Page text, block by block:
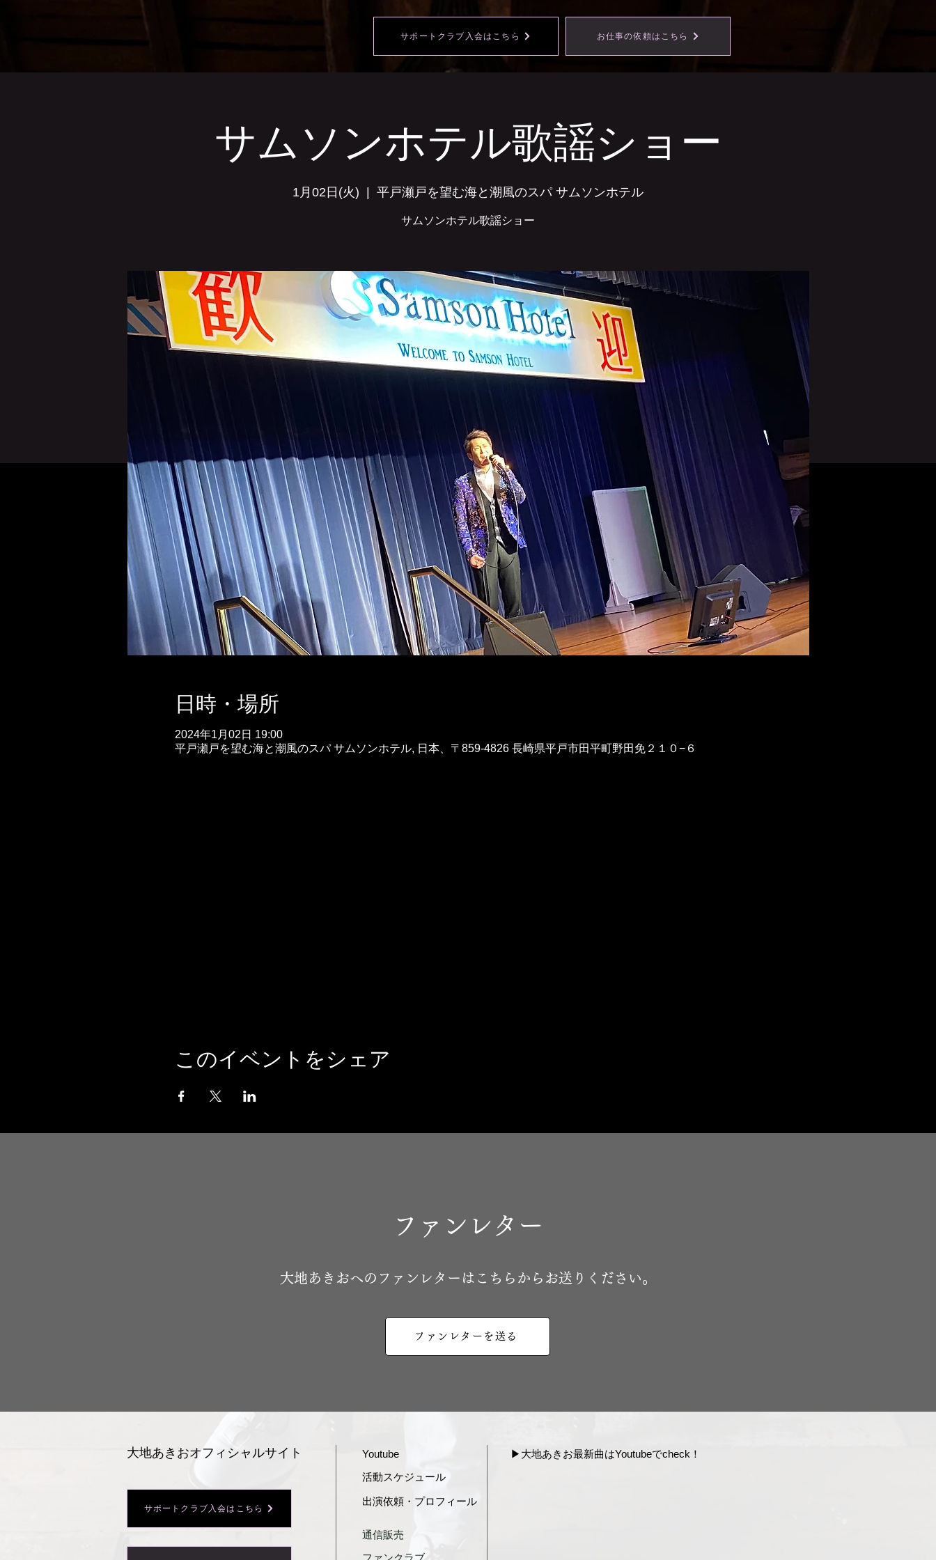
サポートクラブ入会はこちら お仕事の依頼はこちら
サムソンホテル歌謡ショー
1月02日(火) 平戸瀬戸を望む海と潮風のスパ サムソンホテル
サムソンホテル歌謡ショー
日時・場所
2024年1月02日 19:00
平戸瀬戸を望む海と潮風のスパ サムソンホテル, 日本、〒859-4826 長崎県平戸市田平町野田免２１０−６
このイベントをシェア
ファンレター
​大地あきおへのファンレターはこちらからお送りください。
ファンレターを送る
大地あきおオフィシャルサイト Youtube
▶︎大地あきお最新曲はYoutubeでcheck！
活動スケジュール
出演依頼・プロフィール
通信販売
ファンクラブ
サポートクラブ入会はこちら